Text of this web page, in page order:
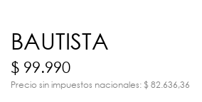
BAUTISTA
$ 99.990
Precio sin impuestos nacionales: $ 82.636,36